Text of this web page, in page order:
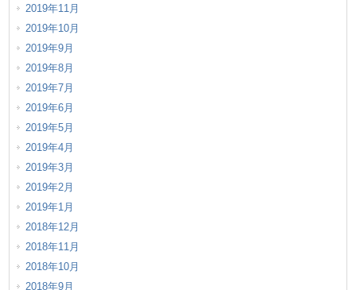
2019年11月
2019年10月
2019年9月
2019年8月
2019年7月
2019年6月
2019年5月
2019年4月
2019年3月
2019年2月
2019年1月
2018年12月
2018年11月
2018年10月
2018年9月